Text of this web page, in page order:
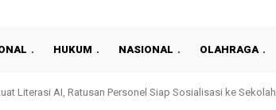
HUKUM NASIONAL OLAHRAGA
Literasi AI, Ratusan Personel Siap Sosialisasi ke Sekolah